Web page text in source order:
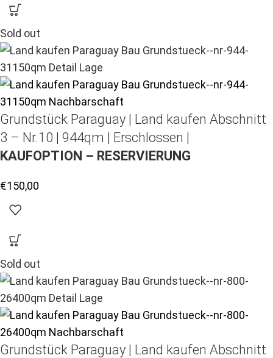
Sold out
Grundstück Paraguay | Land kaufen Abschnitt
3 – Nr.10 | 944qm | Erschlossen |
KAUFOPTION – RESERVIERUNG
€150,00
Sold out
Grundstück Paraguay | Land kaufen Abschnitt